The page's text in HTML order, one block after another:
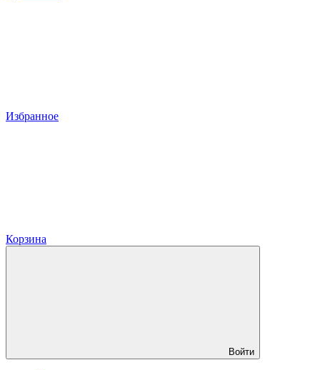
Избранное
Корзина
Войти